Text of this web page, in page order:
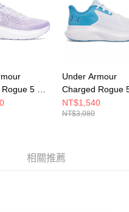
之使用額度並採取法律行動。
5 女
535
Under Armour
Charged Rogue
跑步鞋
NT$1,540
NT$3,080
相關推薦